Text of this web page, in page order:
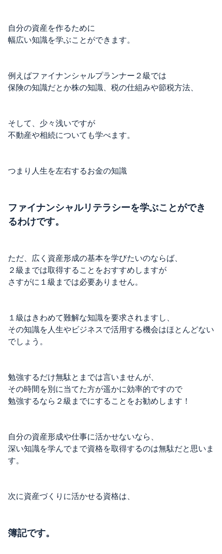
自分の資産を作るために
幅広い知識を学ぶことができます。
例えばファイナンシャルプランナー２級では
保険の知識だとか株の知識、税の仕組みや節税方法、
そして、少々浅いですが
不動産や相続についても学べます。
つまり人生を左右するお金の知識
ファイナンシャルリテラシーを学ぶことができ
るわけです。
ただ、広く資産形成の基本を学びたいのならば、
２級までは取得することをおすすめしますが
さすがに１級までは必要ありません。
１級はきわめて難解な知識を要求されますし、
その知識を人生やビジネスで活用する機会はほとんどない
でしょう。
勉強するだけ無駄とまでは言いませんが、
その時間を別に当てた方が遥かに効率的ですので
勉強するなら２級までにすることをお勧めします！
自分の資産形成や仕事に活かせないなら、
深い知識を学んでまで資格を取得するのは無駄だと思いま
す。
次に資産づくりに活かせる資格は、
簿記です。